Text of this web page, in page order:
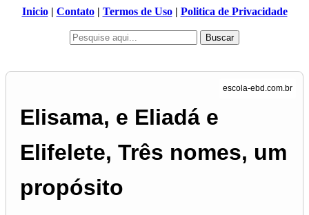
Inicio| Contato| Termos de Uso| Politica de Privacidade
Buscar
Elisama, e Eliadá e
Elifelete, Três nomes, um
propósito